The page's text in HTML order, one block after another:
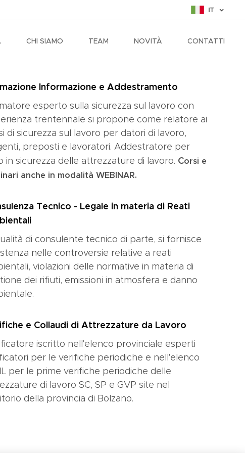
IT
CHI SIAMO TEAM NOVITÀ CONTATTI
Informazione e Addestramento
esperto sulla sicurezza sul lavoro con
trentennale si propone come relatore ai
di sicurezza sul lavoro per datori di lavoro,
preposti e lavoratori. Addestratore per
in sicurezza delle attrezzature di lavoro. Corsi e
anche in modalità WEBINAR.
Tecnico - Legale in materia di Reati
di consulente tecnico di parte, si fornisce
nelle controversie relative a reati
violazioni delle normative in materia di
dei rifiuti, emissioni in atmosfera e danno
e Collaudi di Attrezzature da Lavoro
iscritto nell'elenco provinciale esperti
per le verifiche periodiche e nell'elenco
per le prime verifiche periodiche delle
di lavoro SC, SP e GVP site nel
della provincia di Bolzano.